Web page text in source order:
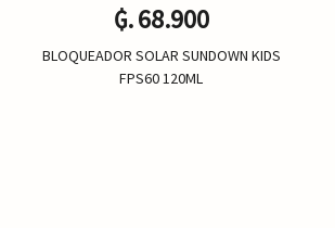
₲. 68.900
BLOQUEADOR SOLAR SUNDOWN KIDS
FPS60 120ML